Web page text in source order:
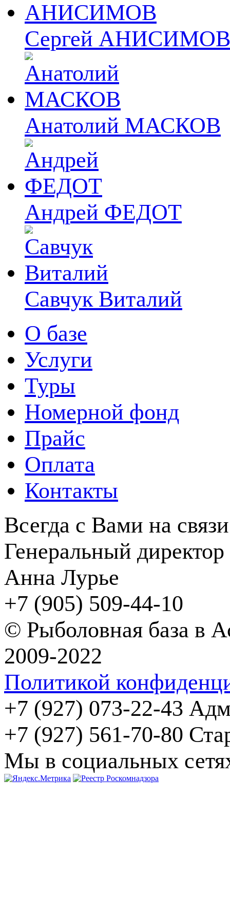
Сергей АНИСИМОВ
Анатолий МАСКОВ
Андрей ФЕДОТ
Савчук Виталий
О базе
Услуги
Туры
Номерной фонд
Прайс
Оплата
Контакты
Всегда с Вами на связи
Генеральный директор
Анна Лурье
+7 (905) 509-44-10
© Рыболовная база в
2009-2022
Политикой
+7 (927) 073-22-43
+7 (927) 561-70-80
Мы в социальных